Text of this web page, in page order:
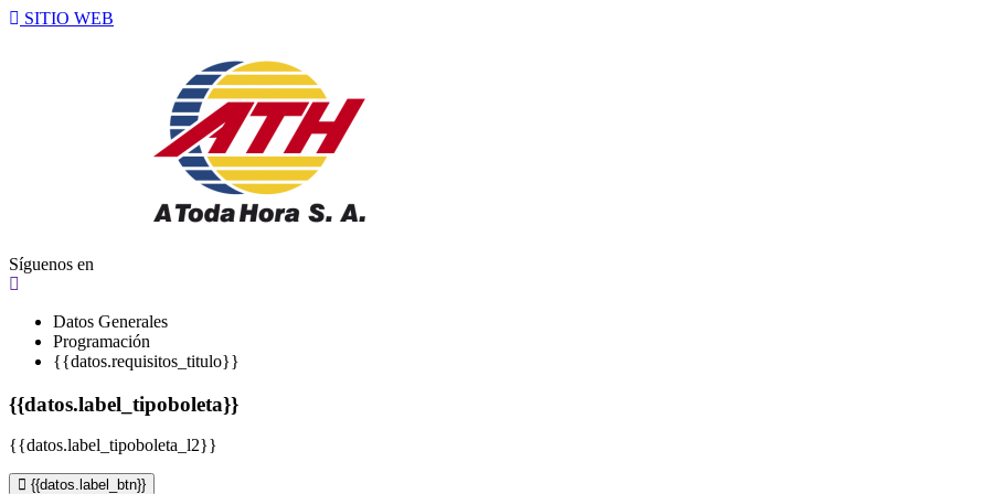
SITIO WEB
Síguenos en
Datos Generales
Programación
{{datos.requisitos_titulo}}
{{datos.label_tipoboleta}}
{{datos.label_tipoboleta_l2}}
{{datos.label_btn}}